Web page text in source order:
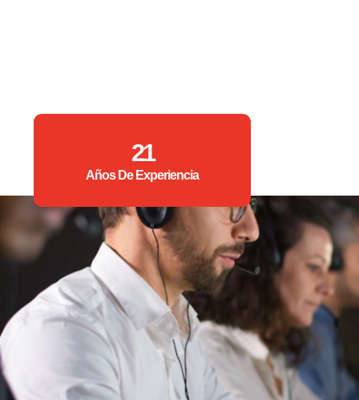
21
Años De Experiencia